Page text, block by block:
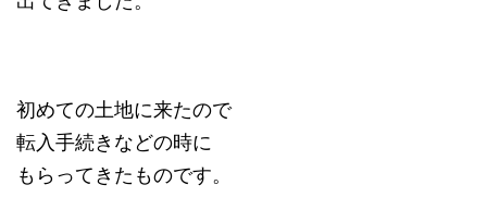
初めての土地に来たので
転入手続きなどの時に
もらってきたものです。